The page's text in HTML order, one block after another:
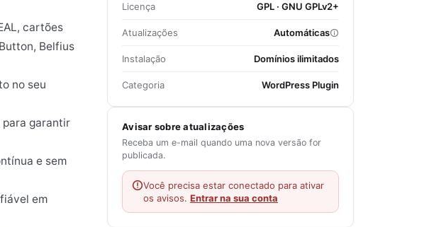
cartões
Belfius
no seu
garantir
e sem
em
Licença GPL · GNU GPLv2+
Atualizações Automáticas
Instalação Domínios ilimitados
Categoria WordPress Plugin
Avisar sobre atualizações
Receba um e-mail quando uma nova versão for
publicada.
Você precisa estar conectado para ativar
os avisos. Entrar na sua conta